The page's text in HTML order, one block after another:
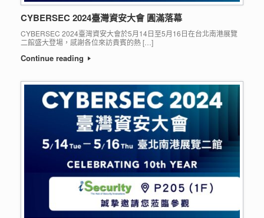
CYBERSEC 2024臺灣資安大會 圓滿落幕
CYBERSEC 2024臺灣資安大會於5月14日至5月16日在台北南港展覽
二館盛大登場，感謝各位來訪貴賓的熱 […]
Continue reading